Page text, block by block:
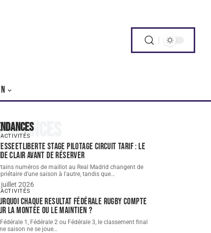
ACTIVITÉS
stage pilotage circuit tarif : le
clair avant de réserver
numéros de maillot au Real Madrid changent de
d'une saison à l'autre, tandis que…
2026
ACTIVITÉS
chaque resultat Fédérale Rugby compte
la montée ou le maintien ?
Fédérale 1, Fédérale 2 ou Fédérale 3, le classement final
saison ne se joue…